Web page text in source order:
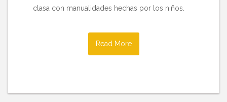
clasa con manualidades hechas por los niños.
Read More